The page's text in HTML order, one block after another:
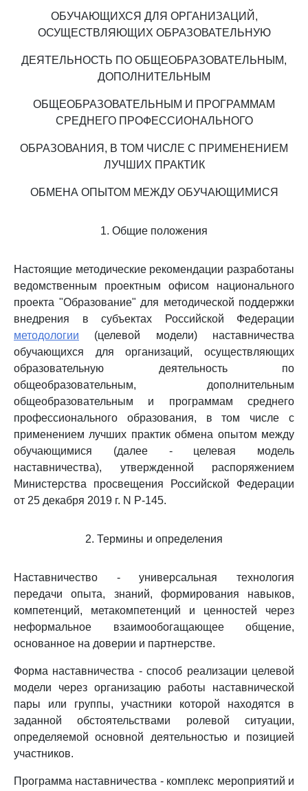
ОБУЧАЮЩИХСЯ ДЛЯ ОРГАНИЗАЦИЙ,
ОСУЩЕСТВЛЯЮЩИХ ОБРАЗОВАТЕЛЬНУЮ
ДЕЯТЕЛЬНОСТЬ ПО ОБЩЕОБРАЗОВАТЕЛЬНЫМ,
ДОПОЛНИТЕЛЬНЫМ
ОБЩЕОБРАЗОВАТЕЛЬНЫМ И ПРОГРАММАМ
СРЕДНЕГО ПРОФЕССИОНАЛЬНОГО
ОБРАЗОВАНИЯ, В ТОМ ЧИСЛЕ С ПРИМЕНЕНИЕМ
ЛУЧШИХ ПРАКТИК
ОБМЕНА ОПЫТОМ МЕЖДУ ОБУЧАЮЩИМИСЯ
1. Общие положения
Настоящие методические рекомендации разработаны
ведомственным проектным офисом национального
проекта "Образование" для методической поддержки
внедрения в субъектах Российской Федерации
методологии (целевой модели) наставничества
обучающихся для организаций, осуществляющих
образовательную деятельность по
общеобразовательным, дополнительным
общеобразовательным и программам среднего
профессионального образования, в том числе с
применением лучших практик обмена опытом между
обучающимися (далее - целевая модель
наставничества), утвержденной распоряжением
Министерства просвещения Российской Федерации
от 25 декабря 2019 г. N Р-145.
2. Термины и определения
Наставничество - универсальная технология
передачи опыта, знаний, формирования навыков,
компетенций, метакомпетенций и ценностей через
неформальное взаимообогащающее общение,
основанное на доверии и партнерстве.
Форма наставничества - способ реализации целевой
модели через организацию работы наставнической
пары или группы, участники которой находятся в
заданной обстоятельствами ролевой ситуации,
определяемой основной деятельностью и позицией
участников.
Программа наставничества - комплекс мероприятий и